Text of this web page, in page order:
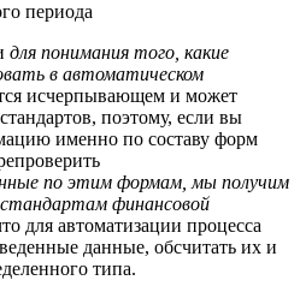
периода
для понимания того, какие
в автоматическом
исчерпывающем и может
поэтому, если вы
именно по составу форм
по этим формам, мы получим
финансовой
для автоматизации процесса
данные, обсчитать их и
типа.